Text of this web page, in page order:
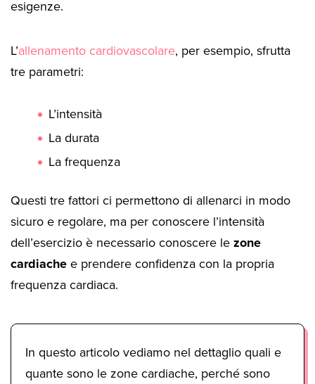
esigenze.
L’allenamento cardiovascolare, per esempio, sfrutta
tre parametri:
L’intensità
La durata
La frequenza
Questi tre fattori ci permettono di allenarci in modo
sicuro e regolare, ma per conoscere l’intensità
dell’esercizio è necessario conoscere lezone
cardiachee prendere confidenza con la propria
frequenza cardiaca.
In questo articolo vediamo nel dettaglio quali e
quante sono le zone cardiache, perché sono